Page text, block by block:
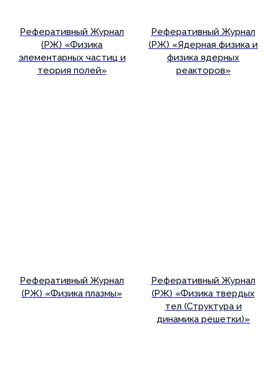
Реферативный Журнал
(РЖ) «Физика
элементарных частиц и
теория полей»
Реферативный Журнал
(РЖ) «Ядерная физика и
физика ядерных
реакторов»
Реферативный Журнал
(РЖ) «Физика плазмы»
Реферативный Журнал
(РЖ) «Физика твердых
тел (Структура и
динамика решетки)»